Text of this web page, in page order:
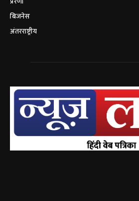
बिजनेस
अंतरराष्ट्रीय